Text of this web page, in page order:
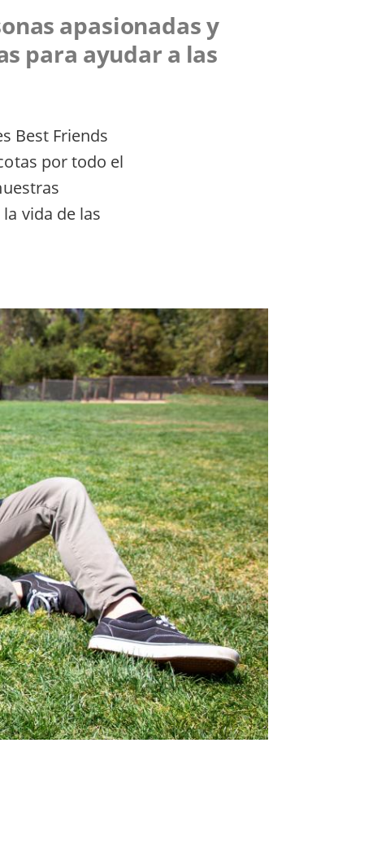
apasionadas y
para ayudar a las
Best Friends
por todo el
vida de las